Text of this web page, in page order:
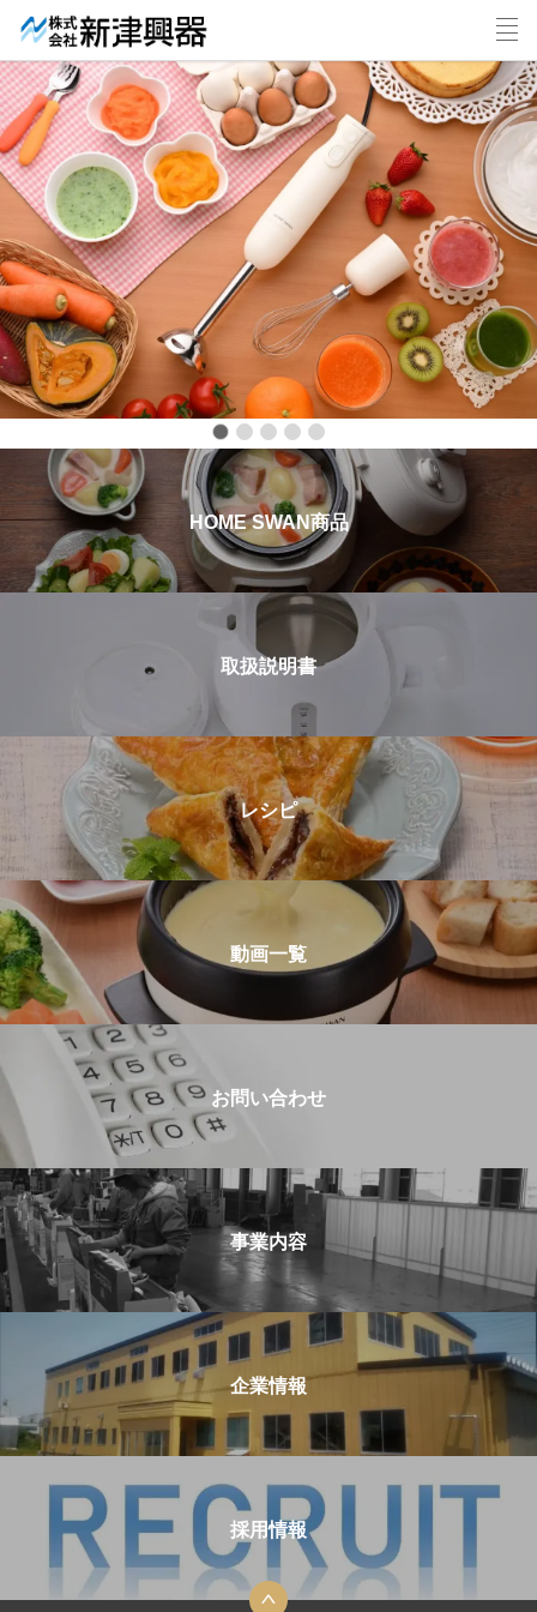
HOME SWAN商品
取扱説明書
レシピ
動画一覧
お問い合わせ
事業内容
企業情報
採用情報